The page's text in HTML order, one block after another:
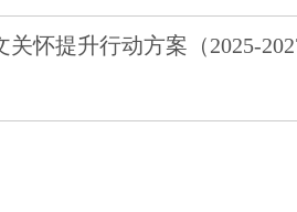
怀提升行动方案（2025-